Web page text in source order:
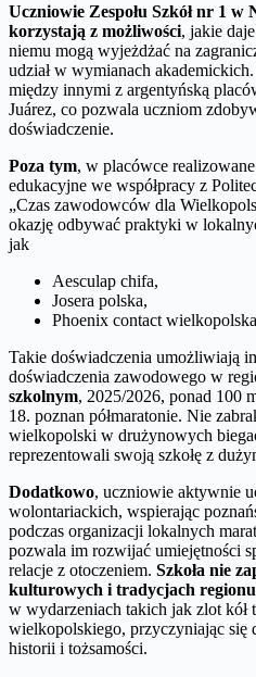
Uczniowie Zespołu Szkół nr 1
korzystają z możliwości, jakie
niemu mogą wyjeżdżać na
udział w wymianach akademickich.
między innymi z argentyńską
Juárez, co pozwala uczniom
doświadczenie.
Poza tym, w placówce
edukacyjne we współpracy z
„Czas zawodowców dla
okazję odbywać praktyki w
jak
Aesculap chifa,
Josera polska,
Phoenix contact
Takie doświadczenia umożliwiają
doświadczenia zawodowego w
szkolnym, 2025/2026, ponad 100
18. poznan półmaratonie. Nie
wielkopolski w drużynowych
reprezentowali swoją szkołę z
Dodatkowo, uczniowie aktywnie
wolontariackich, wspierając
podczas organizacji lokalnych
pozwala im rozwijać umiejętności
relacje z otoczeniem. Szkoła nie
kulturowych i tradycjach regionu
w wydarzeniach takich jak zlot kół
wielkopolskiego, przyczyniając się
historii i tożsamości.